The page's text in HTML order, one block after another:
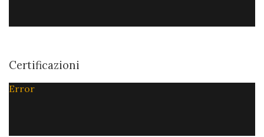
Certificazioni
Error